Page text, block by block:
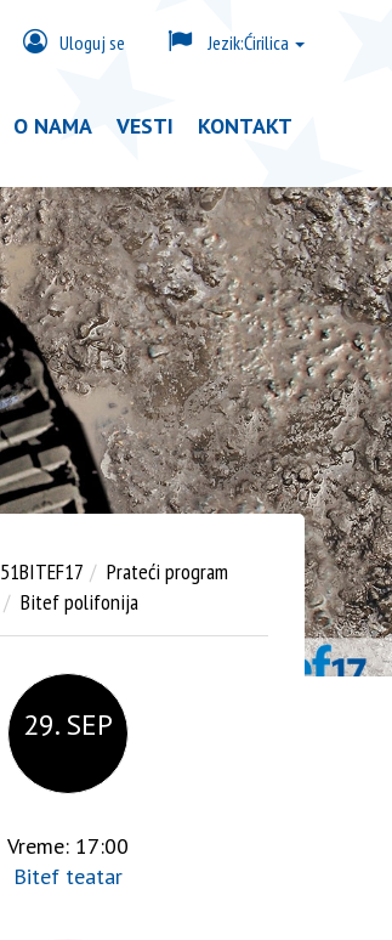
Uloguj se Jezik:Ćirilica
O NAMA VESTI KONTAKT
51BITEF17
Prateći program
Bitef polifonija
29. SEP
Vreme: 17:00
Bitef teatar